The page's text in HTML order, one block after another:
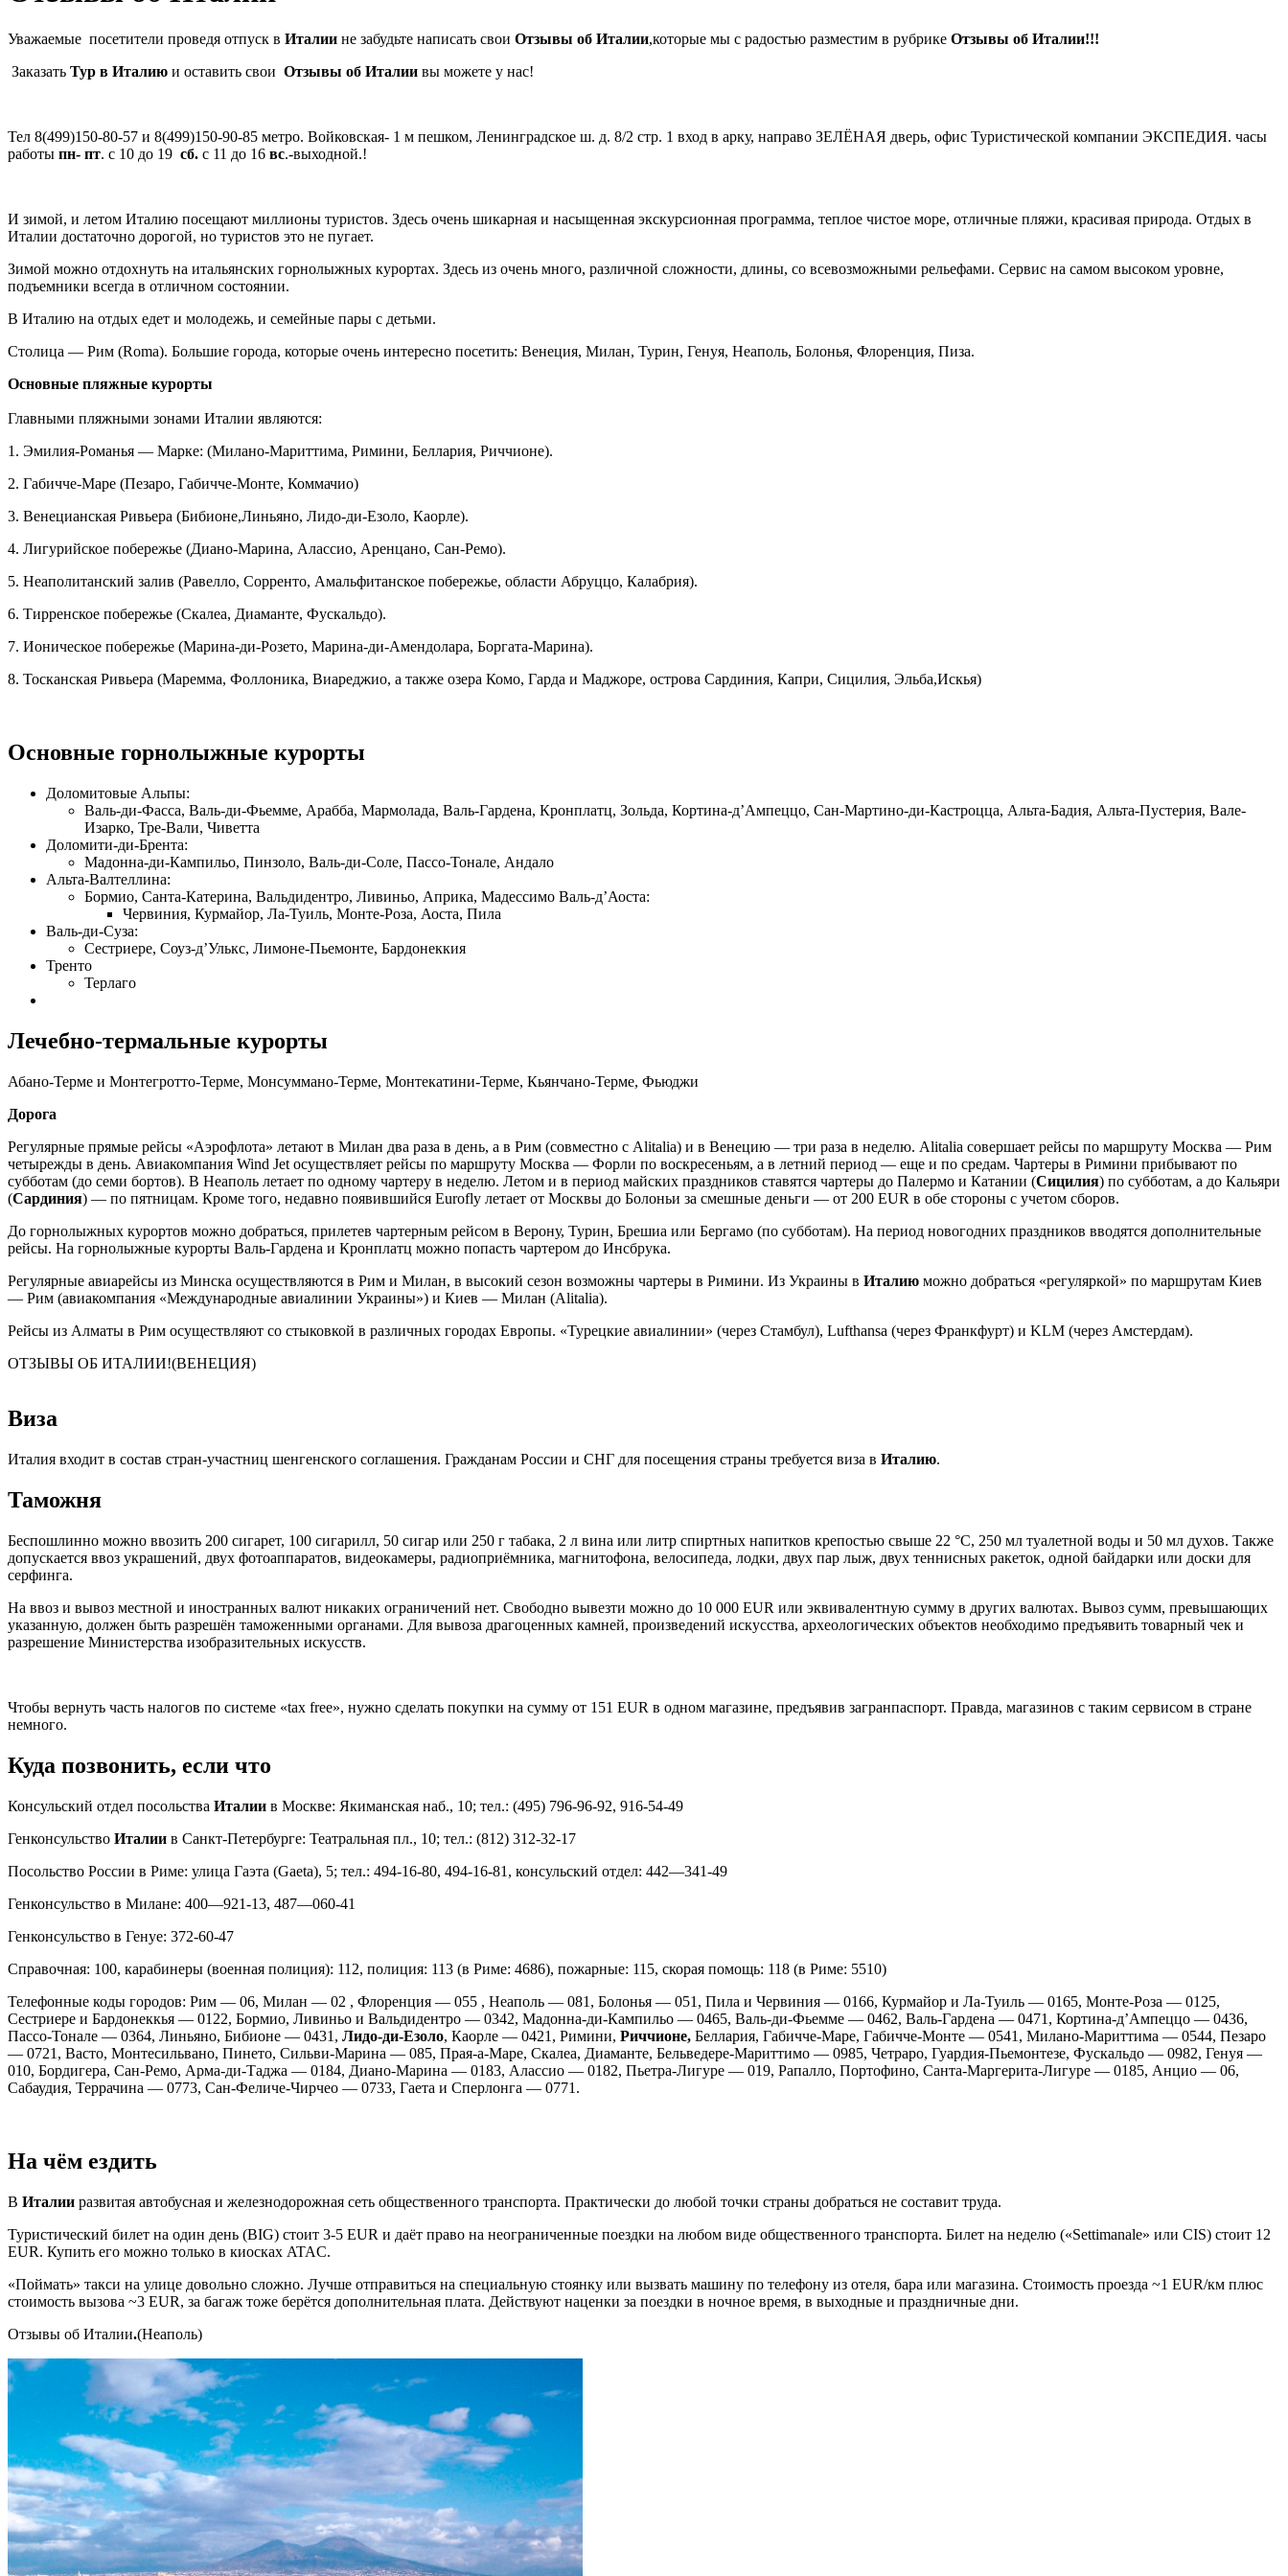
Уважаемые посетители проведя отпуск в Италии не забудьте написать свои Отзывы об Италии,которые мы с радостью разместим в рубрике Отзывы об Италии!!!
Заказать Тур в Италию и оставить свои Отзывы об Италии вы можете у нас!
Тел 8(499)150-80-57 и 8(499)150-90-85 метро. Войковская- 1 м пешком, Ленинградское ш. д. 8/2 стр. 1 вход в арку, направо ЗЕЛЁНАЯ дверь, офис Туристической компании ЭКСПЕДИЯ. часы
работы пн- пт. с 10 до 19 сб. с 11 до 16 вс.-выходной.!
И зимой, и летом Италию посещают миллионы туристов. Здесь очень шикарная и насыщенная экскурсионная программа, теплое чистое море, отличные пляжи, красивая природа. Отдых в
Италии достаточно дорогой, но туристов это не пугает.
Зимой можно отдохнуть на итальянских горнолыжных курортах. Здесь из очень много, различной сложности, длины, со всевозможными рельефами. Сервис на самом высоком уровне,
подъемники всегда в отличном состоянии.
В Италию на отдых едет и молодежь, и семейные пары с детьми.
Столица — Рим (Roma). Большие города, которые очень интересно посетить: Венеция, Милан, Турин, Генуя, Неаполь, Болонья, Флоренция, Пиза.
Основные пляжные курорты
Главными пляжными зонами Италии являются:
1. Эмилия-Романья — Марке: (Милано-Мариттима, Римини, Беллария, Риччионе).
2. Габичче-Маре (Пезаро, Габичче-Монте, Коммачио)
3. Венецианская Ривьера (Бибионе,Линьяно, Лидо-ди-Езоло, Каорле).
4. Лигурийское побережье (Диано-Марина, Алассио, Аренцано, Сан-Ремо).
5. Неаполитанский залив (Равелло, Сорренто, Амальфитанское побережье, области Абруццо, Калабрия).
6. Тирренское побережье (Скалеа, Диаманте, Фускальдо).
7. Ионическое побережье (Марина-ди-Розето, Марина-ди-Амендолара, Боргата-Марина).
8. Тосканская Ривьера (Маремма, Фоллоника, Виареджио, а также озера Комо, Гарда и Маджоре, острова Сардиния, Капри, Сицилия, Эльба,Искья)
Основные горнолыжные курорты
Доломитовые Альпы:
Валь-ди-Фасса, Валь-ди-Фьемме, Арабба, Мармолада, Валь-Гардена, Кронплатц, Зольда, Кортина-д’Ампеццо, Сан-Мартино-ди-Кастроцца, Альта-Бадия, Альта-Пустерия, Вале-
Изарко, Тре-Вали, Чиветта
Доломити-ди-Брента:
Мадонна-ди-Кампильо, Пинзоло, Валь-ди-Соле, Пассо-Тонале, Андало
Альта-Валтеллина:
Бормио, Санта-Катерина, Вальдидентро, Ливиньо, Априка, Мадессимо Валь-д’Аоста:
Червиния, Курмайор, Ла-Туиль, Монте-Роза, Аоста, Пила
Валь-ди-Суза:
Сестриере, Соуз-д’Улькс, Лимоне-Пьемонте, Бардонеккия
Тренто
Терлаго
Лечебно-термальные курорты
Абано-Терме и Монтегротто-Терме, Монсуммано-Терме, Монтекатини-Терме, Кьянчано-Терме, Фьюджи
Дорога
Регулярные прямые рейсы «Аэрофлота» летают в Милан два раза в день, а в Рим (совместно с Alitalia) и в Венецию — три раза в неделю. Alitalia совершает рейсы по маршруту Москва — Рим
четырежды в день. Авиакомпания Wind Jet осуществляет рейсы по маршруту Москва — Форли по воскресеньям, а в летний период — еще и по средам. Чартеры в Римини прибывают по
субботам (до семи бортов). В Неаполь летает по одному чартеру в неделю. Летом и в период майских праздников ставятся чартеры до Палермо и Катании (Сицилия) по субботам, а до Кальяри
(Сардиния) — по пятницам. Кроме того, недавно появившийся Eurofly летает от Москвы до Болоньи за смешные деньги — от 200 EUR в обе стороны с учетом сборов.
До горнолыжных курортов можно добраться, прилетев чартерным рейсом в Верону, Турин, Брешиа или Бергамо (по субботам). На период новогодних праздников вводятся дополнительные
рейсы. На горнолыжные курорты Валь-Гардена и Кронплатц можно попасть чартером до Инсбрука.
Регулярные авиарейсы из Минска осуществляются в Рим и Милан, в высокий сезон возможны чартеры в Римини. Из Украины в Италию можно добраться «регуляркой» по маршрутам Киев
— Рим (авиакомпания «Международные авиалинии Украины») и Киев — Милан (Alitalia).
Рейсы из Алматы в Рим осуществляют со стыковкой в различных городах Европы. «Турецкие авиалинии» (через Стамбул), Lufthansa (через Франкфурт) и KLM (через Амстердам).
ОТЗЫВЫ ОБ ИТАЛИИ!(ВЕНЕЦИЯ)
Виза
Италия входит в состав стран-участниц шенгенского соглашения. Гражданам России и СНГ для посещения страны требуется виза в Италию.
Таможня
Беспошлинно можно ввозить 200 сигарет, 100 сигарилл, 50 сигар или 250 г табака, 2 л вина или литр спиртных напитков крепостью свыше 22 °C, 250 мл туалетной воды и 50 мл духов. Также
допускается ввоз украшений, двух фотоаппаратов, видеокамеры, радиоприёмника, магнитофона, велосипеда, лодки, двух пар лыж, двух теннисных ракеток, одной байдарки или доски для
серфинга.
На ввоз и вывоз местной и иностранных валют никаких ограничений нет. Свободно вывезти можно до 10 000 EUR или эквивалентную сумму в других валютах. Вывоз сумм, превышающих
указанную, должен быть разрешён таможенными органами. Для вывоза драгоценных камней, произведений искусства, археологических объектов необходимо предъявить товарный чек и
разрешение Министерства изобразительных искусств.
Чтобы вернуть часть налогов по системе «tax free», нужно сделать покупки на сумму от 151 EUR в одном магазине, предъявив загранпаспорт. Правда, магазинов с таким сервисом в стране
немного.
Куда позвонить, если что
Консульский отдел посольства Италии в Москве: Якиманская наб., 10; тел.: (495) 796-96-92, 916-54-49
Генконсульство Италии в Санкт-Петербурге: Театральная пл., 10; тел.: (812) 312-32-17
Посольство России в Риме: улица Гаэта (Gaeta), 5; тел.: 494-16-80, 494-16-81, консульский отдел: 442—341-49
Генконсульство в Милане: 400—921-13, 487—060-41
Генконсульство в Генуе: 372-60-47
Справочная: 100, карабинеры (военная полиция): 112, полиция: 113 (в Риме: 4686), пожарные: 115, скорая помощь: 118 (в Риме: 5510)
Телефонные коды городов: Рим — 06, Милан — 02 , Флоренция — 055 , Неаполь — 081, Болонья — 051, Пила и Червиния — 0166, Курмайор и Ла-Туиль — 0165, Монте-Роза — 0125,
Сестриере и Бардонеккья — 0122, Бормио, Ливиньо и Вальдидентро — 0342, Мадонна-ди-Кампильо — 0465, Валь-ди-Фьемме — 0462, Валь-Гардена — 0471, Кортина-д’Ампеццо — 0436,
Пассо-Тонале — 0364, Линьяно, Бибионе — 0431, Лидо-ди-Езоло, Каорле — 0421, Римини, Риччионе, Беллария, Габичче-Маре, Габичче-Монте — 0541, Милано-Мариттима — 0544, Пезаро
— 0721, Васто, Монтесильвано, Пинето, Сильви-Марина — 085, Прая-а-Маре, Скалеа, Диаманте, Бельведере-Мариттимо — 0985, Четраро, Гуардия-Пьемонтезе, Фускальдо — 0982, Генуя —
010, Бордигера, Сан-Ремо, Арма-ди-Таджа — 0184, Диано-Марина — 0183, Алассио — 0182, Пьетра-Лигуре — 019, Рапалло, Портофино, Санта-Маргерита-Лигуре — 0185, Анцио — 06,
Сабаудия, Террачина — 0773, Сан-Феличе-Чирчео — 0733, Гаета и Сперлонга — 0771.
На чём ездить
В Италии развитая автобусная и железнодорожная сеть общественного транспорта. Практически до любой точки страны добраться не составит труда.
Туристический билет на один день (BIG) стоит 3-5 EUR и даёт право на неограниченные поездки на любом виде общественного транспорта. Билет на неделю («Settimanale» или CIS) стоит 12
EUR. Купить его можно только в киосках ATAC.
«Поймать» такси на улице довольно сложно. Лучше отправиться на специальную стоянку или вызвать машину по телефону из отеля, бара или магазина. Стоимость проезда ~1 EUR/км плюс
стоимость вызова ~3 EUR, за багаж тоже берётся дополнительная плата. Действуют наценки за поездки в ночное время, в выходные и праздничные дни.
Отзывы об Италии.(Неаполь)